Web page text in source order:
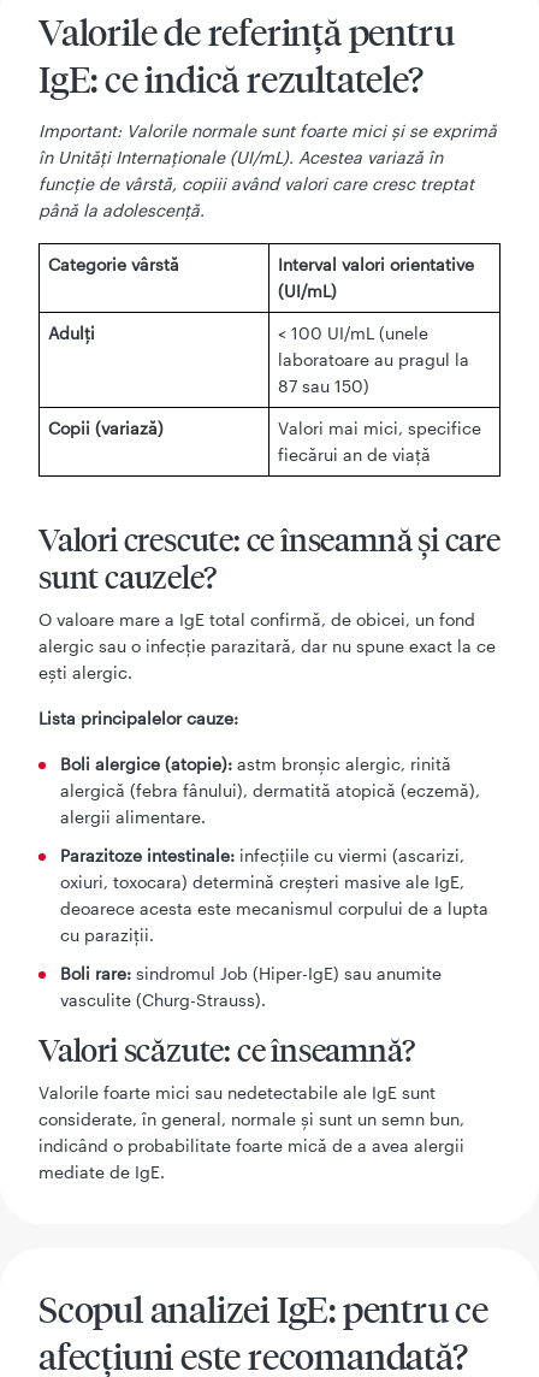
Valorile de referință pentru
IgE: ce indică rezultatele?
Important: Valorile normale sunt foarte mici și se exprimă
în Unități Internaționale (UI/mL). Acestea variază în
funcție de vârstă, copiii având valori care cresc treptat
până la adolescență.
Categorie vârstă
Interval valori orientative
(UI/mL)
Adulți
< 100 UI/mL (unele
laboratoare au pragul la
87 sau 150)
Copii (variază)
Valori mai mici, specifice
fiecărui an de viață
Valori crescute: ce înseamnă și care
sunt cauzele?
O valoare mare a IgE total confirmă, de obicei, un fond
alergic sau o infecție parazitară, dar nu spune exact la ce
ești alergic.
Lista principalelor cauze:
Boli alergice (atopie): astm bronșic alergic, rinită
alergică (febra fânului), dermatită atopică (eczemă),
alergii alimentare.
Parazitoze intestinale: infecțiile cu viermi (ascarizi,
oxiuri, toxocara) determină creșteri masive ale IgE,
deoarece acesta este mecanismul corpului de a lupta
cu paraziții.
Boli rare:sindromul Job (Hiper-IgE) sau anumite
vasculite (Churg-Strauss).
Valori scăzute: ce înseamnă?
Valorile foarte mici sau nedetectabile ale IgE sunt
considerate, în general, normale și sunt un semn bun,
indicând o probabilitate foarte mică de a avea alergii
mediate de IgE.
Scopul analizei IgE: pentru ce
afecțiuni este recomandată?